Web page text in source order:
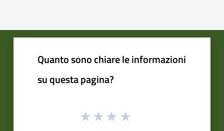
Quanto sono chiare le informazioni
su questa pagina?